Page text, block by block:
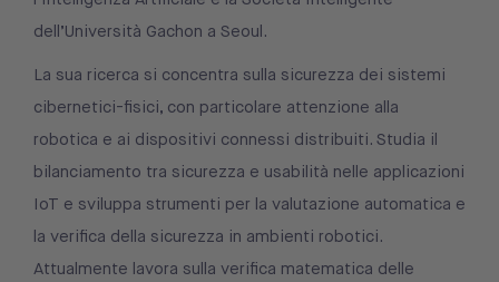
dell’Università Gachon a Seoul.
La sua ricerca si concentra sulla sicurezza dei sistemi
cibernetici-fisici, con particolare attenzione alla
robotica e ai dispositivi connessi distribuiti. Studia il
bilanciamento tra sicurezza e usabilità nelle applicazioni
IoT e sviluppa strumenti per la valutazione automatica e
la verifica della sicurezza in ambienti robotici.
Attualmente lavora sulla verifica matematica delle